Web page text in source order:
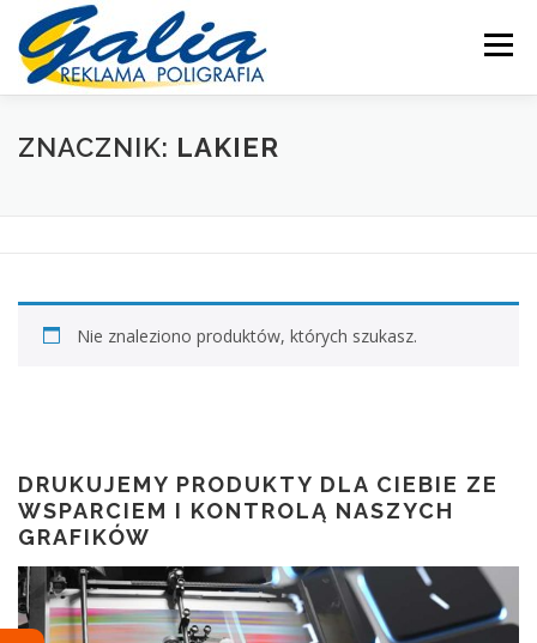
Przejdź
do
treści
Menu
OFERTA PRODUKTY SKLEP
ZNACZNIK: LAKIER
Nie znaleziono produktów, których szukasz.
DRUKUJEMY PRODUKTY DLA CIEBIE ZE
WSPARCIEM I KONTROLĄ NASZYCH
GRAFIKÓW